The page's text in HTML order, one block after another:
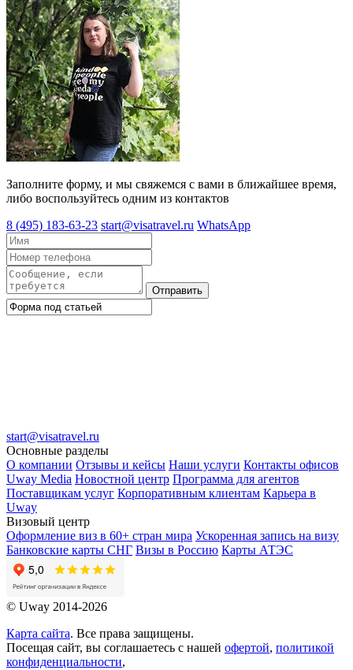
Заполните форму, и мы свяжемся с вами в ближайшее время,
либо воспользуйтесь одним из контактов
8 (495) 183-63-23 start@visatravel.ru WhatsApp
Отправить
start@visatravel.ru
Основные разделы
О компании Отзывы и кейсы Наши услуги Контакты офисов
Uway Media Новостной центр Программа для агентов
Поставщикам услуг Корпоративным клиентам Карьера в
Uway
Визовый центр
Оформление виз в 60+ стран мира Ускоренная запись на визу
Банковские карты СНГ Визы в Россию Карты АТЭС
© Uway 2014-2026
Карта сайта. Все права защищены.
Посещая сайт, вы соглашаетесь с нашей офертой, политикой
конфиденциальности,